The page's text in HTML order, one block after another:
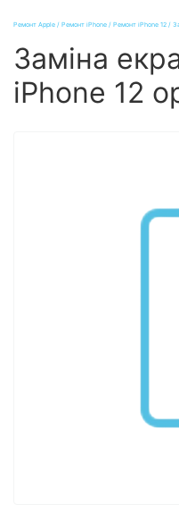
Ремонт Apple / Ремонт iPhone / Ремонт iPhone 12 /
Заміна
iPhone 12